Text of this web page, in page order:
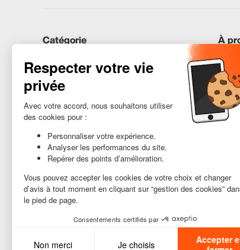
Catégorie
iPhones
Samsung
Huawei
Besoin d’aide ?
À
Nos